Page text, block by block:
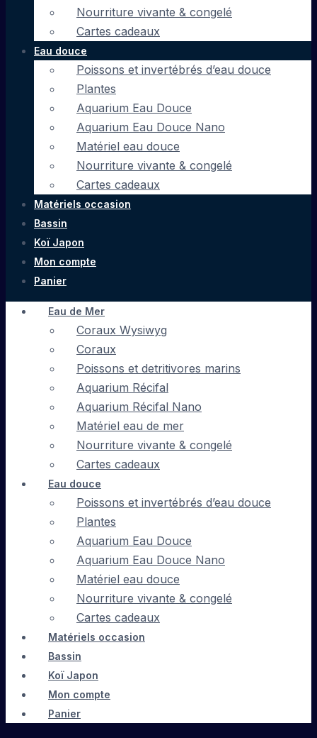
Nourriture vivante & congelé
Cartes cadeaux
Eau douce
Poissons et invertébrés d’eau douce
Plantes
Aquarium Eau Douce
Aquarium Eau Douce Nano
Matériel eau douce
Nourriture vivante & congelé
Cartes cadeaux
Matériels occasion
Bassin
Koï Japon
Mon compte
Panier
Eau de Mer
Coraux Wysiwyg
Coraux
Poissons et detritivores marins
Aquarium Récifal
Aquarium Récifal Nano
Matériel eau de mer
Nourriture vivante & congelé
Cartes cadeaux
Eau douce
Poissons et invertébrés d’eau douce
Plantes
Aquarium Eau Douce
Aquarium Eau Douce Nano
Matériel eau douce
Nourriture vivante & congelé
Cartes cadeaux
Matériels occasion
Bassin
Koï Japon
Mon compte
Panier